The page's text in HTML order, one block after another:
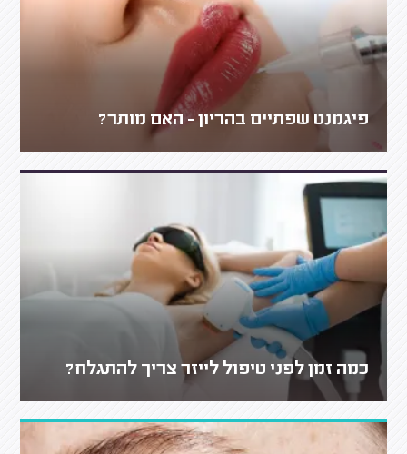
פיגמנט שפתיים בהריון - האם מותר?
כמה זמן לפני טיפול לייזר צריך להתגלח?